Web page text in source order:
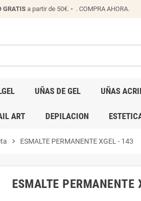
GRATIS a partir de 50€. - . COMPRA AHORA.
UÑAS DE GEL UÑAS
ART DEPILACION
chevron_right ESMALTE PERMANENTE XGEL - 143
ESMALTE PERMANENTE